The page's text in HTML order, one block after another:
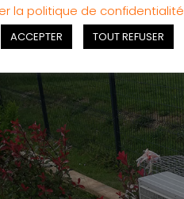
la politique de confidentialité
ACCEPTER TOUT REFUSER